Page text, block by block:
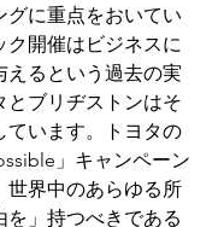
グに重点をおいてい
ク開催はビジネスに
えるという過去の実
とブリヂストンはそ
ています。トヨタの
」キャンペーン
世界中のあらゆる所
を」持つべきである